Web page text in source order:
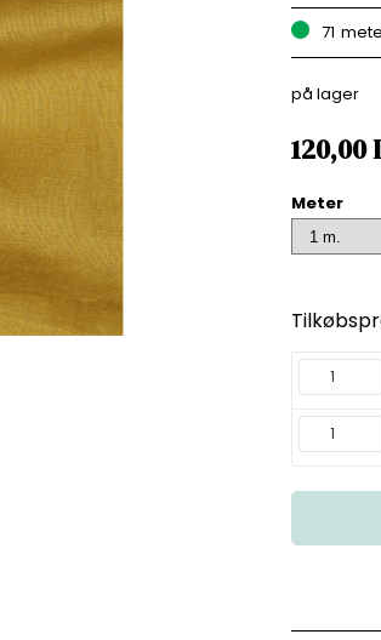
71
på lager
120,00
Meter